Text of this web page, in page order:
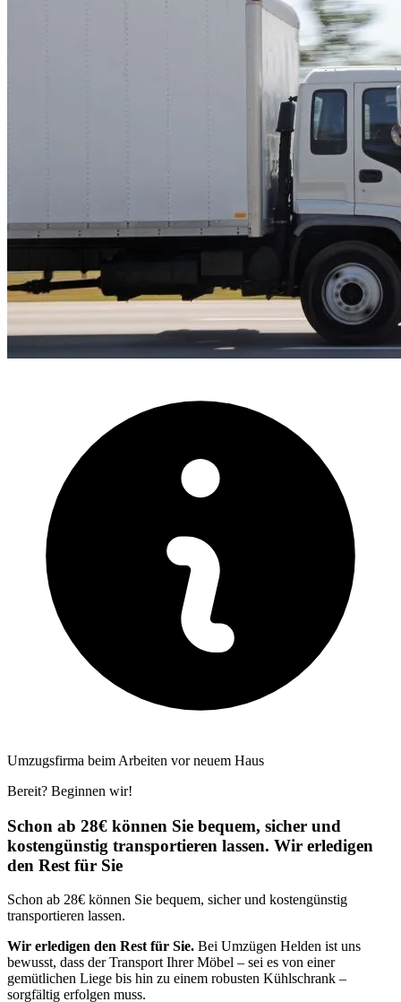
Umzugsfirma beim Arbeiten vor neuem Haus
Bereit? Beginnen wir!
Schon ab 28€ können Sie bequem, sicher und
kostengünstig transportieren lassen. Wir erledigen
den Rest für Sie
Schon ab 28€ können Sie bequem, sicher und kostengünstig
transportieren lassen.
Wir erledigen den Rest für Sie. Bei Umzügen Helden ist uns
bewusst, dass der Transport Ihrer Möbel – sei es von einer
gemütlichen Liege bis hin zu einem robusten Kühlschrank –
sorgfältig erfolgen muss.